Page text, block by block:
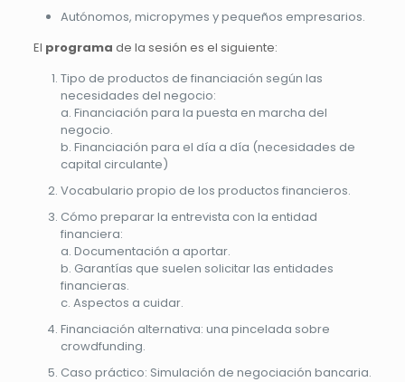
Autónomos, micropymes y pequeños empresarios.
El programa de la sesión es el siguiente:
Tipo de productos de financiación según las
necesidades del negocio:
a. Financiación para la puesta en marcha del
negocio.
b. Financiación para el día a día (necesidades de
capital circulante)
Vocabulario propio de los productos financieros.
Cómo preparar la entrevista con la entidad
financiera:
a. Documentación a aportar.
b. Garantías que suelen solicitar las entidades
financieras.
c. Aspectos a cuidar.
Financiación alternativa: una pincelada sobre
crowdfunding.
Caso práctico: Simulación de negociación bancaria.